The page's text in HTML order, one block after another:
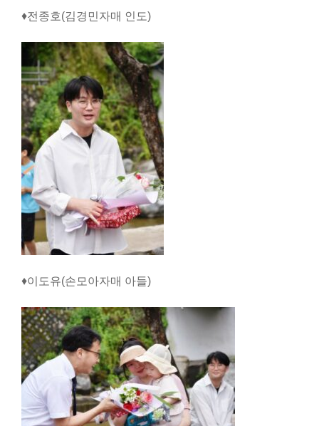
♦전종호(김경민자매 인도)
♦이도유(손모아자매 아들)